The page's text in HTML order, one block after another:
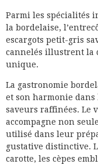
Parmi les spécialités
la bordelaise,
escargots petit-gris
cannelés illustrent la
unique.
La gastronomie
et son harmonie
saveurs raffinées. Le
accompagne non
utilisé dans leur
gustative distinctive.
carotte, les cèpes